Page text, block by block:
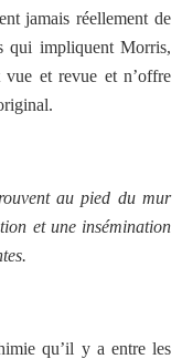
jamais réellement de
qui impliquent Morris,
et revue et n’offre
au pied du mur
et une insémination
qu’il y a entre les